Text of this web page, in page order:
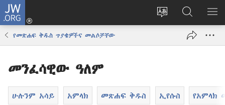
JW.ORG
የድረ
ግባ
(አዲስ
JW.ORG
ላይ
መፈለጊያ
የመጽሐፍ ቅዱስ ጥያቄዎችና መልሶቻቸው
መንፈሳዊው ዓለም
ሁሉንም አሳይ አምላክ መጽሐፍ ቅዱስ ኢየሱስ የአምላክ